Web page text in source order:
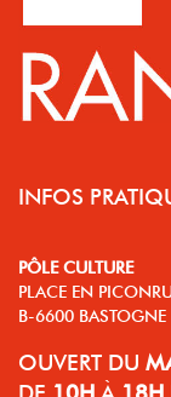
INFOS
PÔLE CULTURE
PLACE EN
B-6600 BASTOGNE
OUVERT DU
DE 10H À 18H